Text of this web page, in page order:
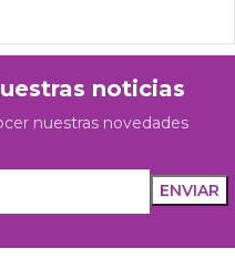
noticias
nuestras novedades